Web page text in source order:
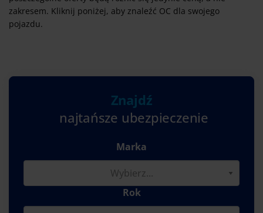
zakresem. Kliknij poniżej, aby znaleźć OC dla swojego
pojazdu.
Znajdź
najtańsze ubezpieczenie
Marka
Rok